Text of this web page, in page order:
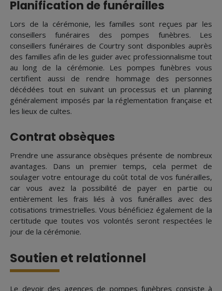
Planification de funérailles
Lors de la cérémonie, les familles sont reçues par les
conseillers funéraires des pompes funèbres. Les
conseillers funéraires de Courtry sont disponibles auprès
des familles afin de les guider avec professionnalisme tout
au long de la cérémonie. Les pompes funèbres vous
certifient aussi de rendre hommage des personnes
décédées tout en suivant un processus et un planning
généralement imposés par la réglementation française et
les lieux de cultes.
Contrat obsèques
Prendre une assurance obsèques présente de nombreux
avantages. Dans un premier temps, cela permet de
soulager votre entourage du coût total de vos funérailles,
car vous avez la possibilité de payer en partie ou
entièrement les frais liés à vos funérailles avec des
cotisations trimestrielles. Vous bénéficiez également de la
certitude que toutes vos volontés seront respectées le
jour de la cérémonie.
Soutien et relationnel
Le devoir des agences de pompes funèbres consiste à